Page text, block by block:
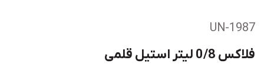
UN-1987
فلاکس 0/8 لیتر استیل قلمی